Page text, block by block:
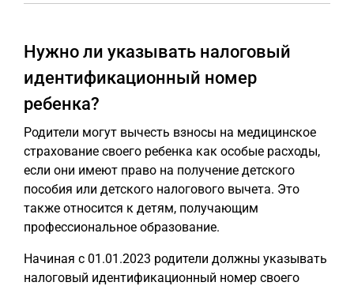
Нужно ли указывать налоговый
идентификационный номер
ребенка?
Родители могут вычесть взносы на медицинское
страхование своего ребенка как особые расходы,
если они имеют право на получение детского
пособия или детского налогового вычета. Это
также относится к детям, получающим
профессиональное образование.
Начиная с 01.01.2023 родители должны указывать
налоговый идентификационный номер своего